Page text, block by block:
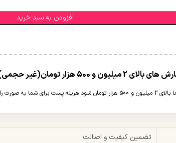
افزودن به سبد خرید
و 500 هزار تومان(غیر حجمی)
محاسبه خواهد شد.
تضمین کیفیت و اصالت